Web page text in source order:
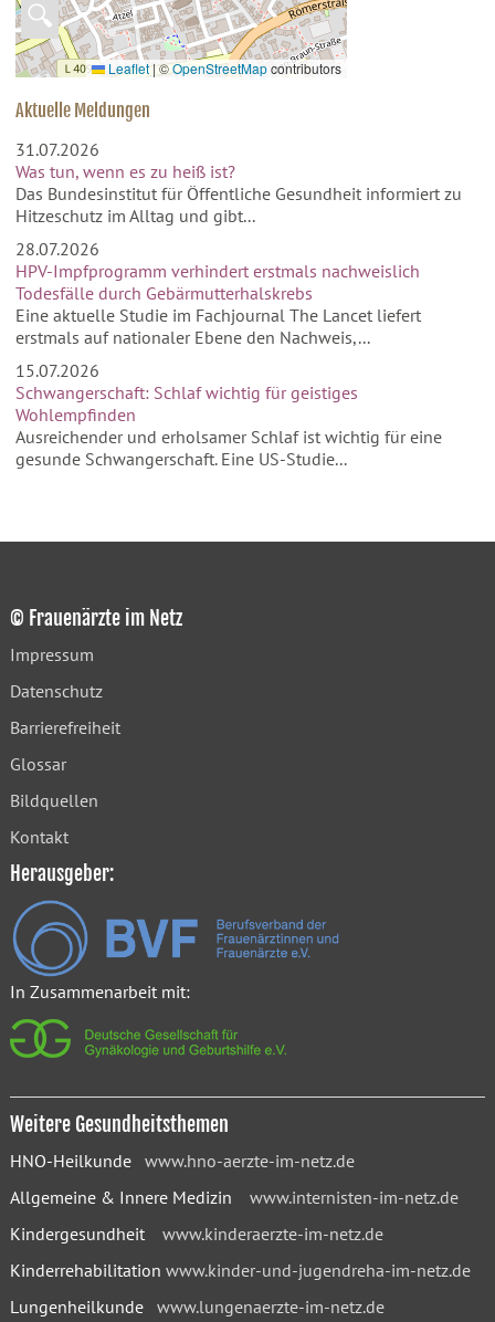
🔍
Leaflet|©OpenStreetMapcontributors
Aktuelle Meldungen
31.07.2026
Was tun, wenn es zu heiß ist?
Das Bundesinstitut für Öffentliche Gesundheit informiert zu
Hitzeschutz im Alltag und gibt...
28.07.2026
HPV-Impfprogramm verhindert erstmals nachweislich
Todesfälle durch Gebärmutterhalskrebs
Eine aktuelle Studie im Fachjournal The Lancet liefert
erstmals auf nationaler Ebene den Nachweis,...
15.07.2026
Schwangerschaft: Schlaf wichtig für geistiges
Wohlempfinden
Ausreichender und erholsamer Schlaf ist wichtig für eine
gesunde Schwangerschaft. Eine US-Studie...
© Frauenärzte im Netz
Impressum
Datenschutz
Barrierefreiheit
Glossar
Bildquellen
Kontakt
Herausgeber:
In Zusammenarbeit mit:
Weitere Gesundheitsthemen
HNO-Heilkunde www.hno-aerzte-im-netz.de
Allgemeine & Innere Medizin www.internisten-im-netz.de
Kindergesundheit www.kinderaerzte-im-netz.de
Kinderrehabilitation www.kinder-und-jugendreha-im-netz.de
Lungenheilkunde www.lungenaerzte-im-netz.de